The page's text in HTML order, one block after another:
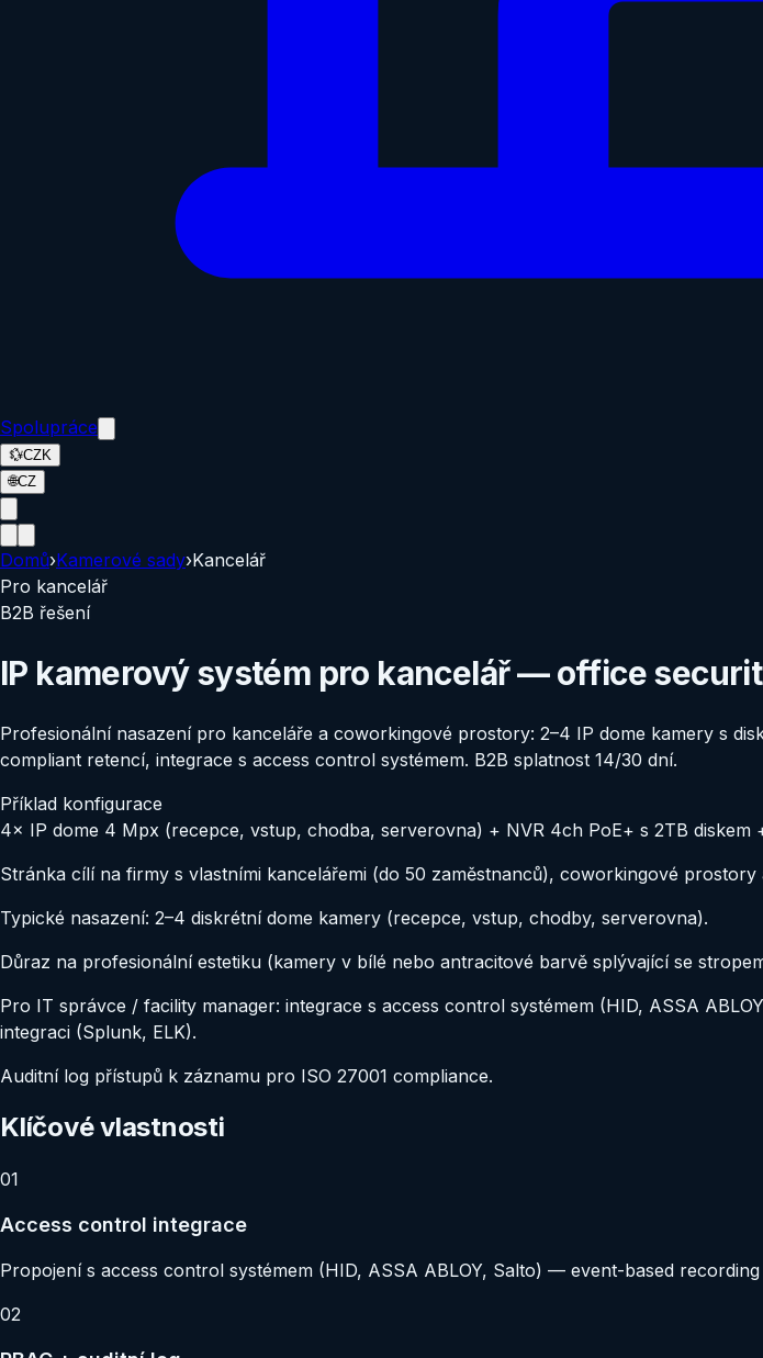
Spolupráce
💱CZK
🌐CZ
Domů›Kamerové sady›Kancelář
Pro kancelář
B2B řešení
IP kamerový systém pro kancelář — office
Profesionální nasazení pro kanceláře a coworkingové prostory: 2–4 IP dome kamery s
compliant retencí, integrace s access control systémem. B2B splatnost 14/30 dní.
Příklad konfigurace
4× IP dome 4 Mpx (recepce, vstup, chodba, serverovna) + NVR 4ch PoE+ s 2TB diskem
Stránka cílí na firmy s vlastními kancelářemi (do 50 zaměstnanců), coworkingové
Typické nasazení: 2–4 diskrétní dome kamery (recepce, vstup, chodby, serverovna).
Důraz na profesionální estetiku (kamery v bílé nebo antracitové barvě splývající se
Pro IT správce / facility manager: integrace s access control systémem (HID, ASSA
integraci (Splunk, ELK).
Auditní log přístupů k záznamu pro ISO 27001 compliance.
Klíčové vlastnosti
01
Access control integrace
Propojení s access control systémem (HID, ASSA ABLOY, Salto) — event-based
02